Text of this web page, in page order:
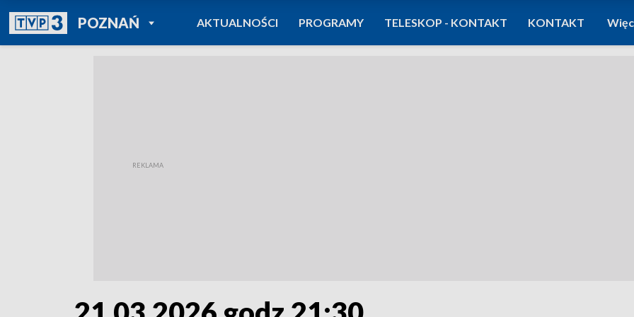
POZNAŃPOWRÓT DO
TVP REGIONY
AKTUALNOŚCI PROGRAMY TELESKOP - KONTAKT KONTAKT